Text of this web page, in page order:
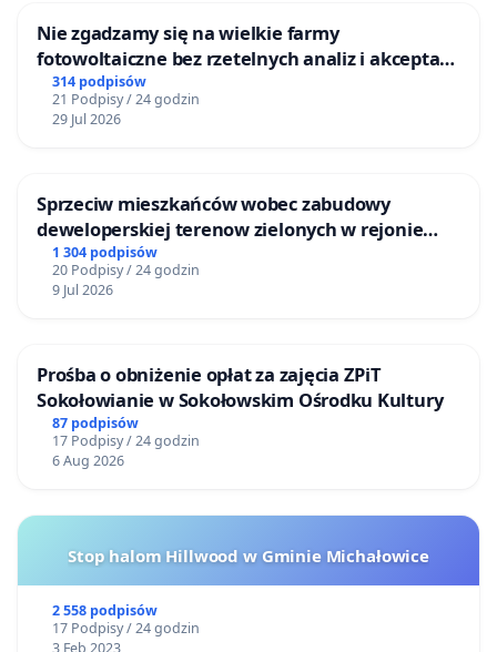
Nie zgadzamy się na wielkie farmy
fotowoltaiczne bez rzetelnych analiz i akceptacji
mieszkańców
314 podpisów
21 Podpisy / 24 godzin
29 Jul 2026
Sprzeciw mieszkańców wobec zabudowy
deweloperskiej terenow zielonych w rejonie
Bulwarów Straceńskich w Bielsku-Białej
1 304 podpisów
20 Podpisy / 24 godzin
9 Jul 2026
Prośba o obniżenie opłat za zajęcia ZPiT
Sokołowianie w Sokołowskim Ośrodku Kultury
87 podpisów
17 Podpisy / 24 godzin
6 Aug 2026
Stop halom Hillwood w Gminie Michałowice
2 558 podpisów
17 Podpisy / 24 godzin
3 Feb 2023